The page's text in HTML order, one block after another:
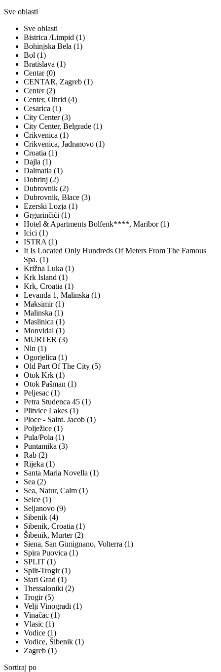
Sve oblasti
Sve oblasti
Bistrica /Limpid (1)
Bohinjska Bela (1)
Bol (1)
Bratislava (1)
Centar (0)
CENTAR, Zagreb (1)
Center (2)
Center, Ohrid (4)
Cesarica (1)
City Center (3)
City Center, Belgrade (1)
Crikvenica (1)
Crikvenica, Jadranovo (1)
Croatia (1)
Dajla (1)
Dalmatia (1)
Dobrinj (2)
Dubrovnik (2)
Dubrovnik, Blace (3)
Ezerski Lozja (1)
Grgurinčići (1)
Hotel & Apartments Bolfenk****, Maribor (1)
Icici (1)
ISTRA (1)
It Is Located Only Hundreds Of Meters From The Famous
Spa. (1)
Križna Luka (1)
Krk Island (1)
Krk, Croatia (1)
Levanda 1, Malinska (1)
Maksimir (1)
Malinska (1)
Maslinica (1)
Monvidal (1)
MURTER (3)
Nin (1)
Ogorjelica (1)
Old Part Of The City (5)
Otok Krk (1)
Otok Pašman (1)
Peljesac (1)
Petra Studenca 45 (1)
Plitvice Lakes (1)
Ploce - Saint. Jacob (1)
Polježice (1)
Pula/Pola (1)
Puntamika (3)
Rab (2)
Rijeka (1)
Santa Maria Novella (1)
Sea (2)
Sea, Natur, Calm (1)
Selce (1)
Seljanovo (9)
Sibenik (4)
Sibenik, Croatia (1)
Šibenik, Murter (2)
Siena, San Gimignano, Volterra (1)
Spira Puovica (1)
SPLIT (1)
Split-Trogir (1)
Stari Grad (1)
Thessaloniki (2)
Trogir (5)
Velji Vinogradi (1)
Vinačac (1)
Vlasic (1)
Vodice (1)
Vodice, Šibenik (1)
Zagreb (1)
Sortiraj po